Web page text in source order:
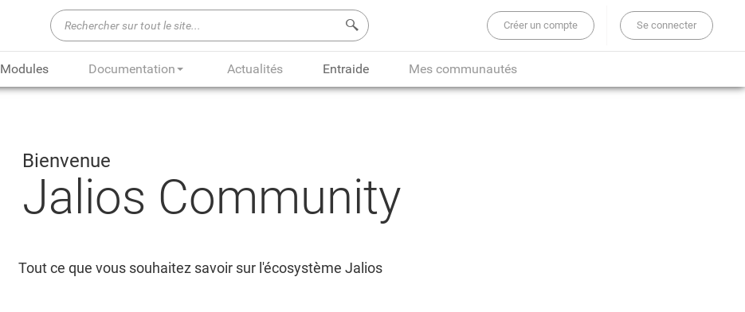
Rechercher sur tout le site...
Créer un compte Se connecter
Modules Documentation Actualités Entraide Mes communautés
Bienvenue
Jalios Community
Tout ce que vous souhaitez savoir sur l'écosystème Jalios